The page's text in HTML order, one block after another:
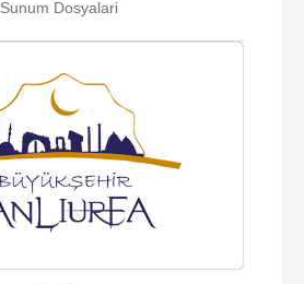
Sunum Dosyalari